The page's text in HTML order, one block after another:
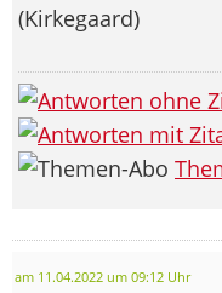
(Kirkegaard)
am 11.04.2022 um 09:12 Uhr